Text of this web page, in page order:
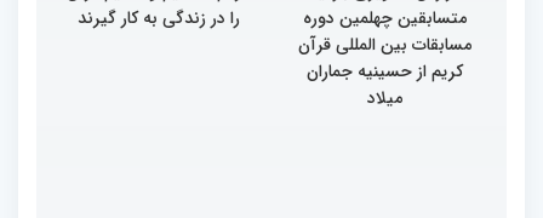
متسابقین چهلمین دوره
مسابقات بین المللی قرآن
کریم از حسینیه جماران
میلاد
را در زندگی به کار گیرند